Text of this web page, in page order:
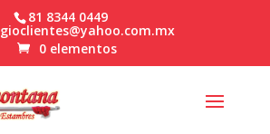
81 8344 0449
0 elementos